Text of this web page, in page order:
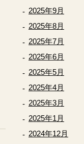
2025年9月
2025年8月
2025年7月
2025年6月
2025年5月
2025年4月
2025年3月
2025年1月
2024年12月